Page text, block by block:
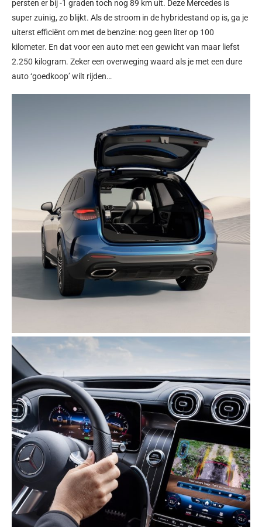
persten er bij -1 graden toch nog 89 km uit. Deze Mercedes is
super zuinig, zo blijkt. Als de stroom in de hybridestand op is, ga je
uiterst efficiënt om met de benzine: nog geen liter op 100
kilometer. En dat voor een auto met een gewicht van maar liefst
2.250 kilogram. Zeker een overweging waard als je met een dure
auto ‘goedkoop’ wilt rijden…